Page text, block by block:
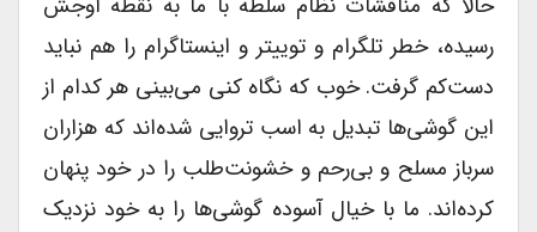
رسیده، خطر تلگرام و توییتر و اینستاگرام را هم نباید
دست‌کم گرفت. خوب که نگاه کنی می‌بینی هر کدام از
این گوشی‌ها تبدیل به اسب تروایی شده‌اند که هزاران
سرباز مسلح و بی‌رحم و خشونت‌طلب را در خود پنهان
کرده‌اند. ما با خیال آسوده گوشی‌ها را به خود نزدیک